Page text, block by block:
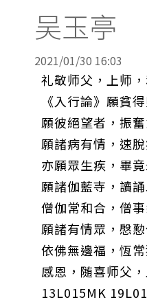
吴玉亭
2021/01/30 16:03
礼敬师父，上师
《入行論》願貧
願彼絕望者，振奮
願諸病有情，速脫
亦願眾生疾，畢竟
願諸伽藍寺，讀誦
僧伽常和合，僧事
願諸有情眾，慇懃
依佛無邊福，恆常
感恩，随喜师父
13L015MK